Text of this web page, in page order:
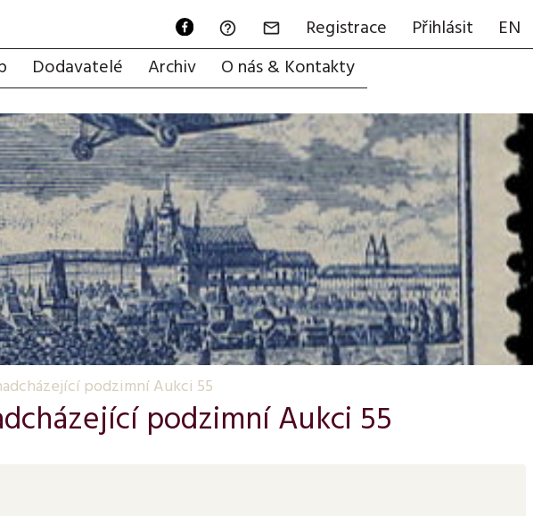
  Registrace Přihlásit
EN
Dodavatelé Archiv O nás & Kontakty
podzimní Aukci 55
podzimní Aukci 55